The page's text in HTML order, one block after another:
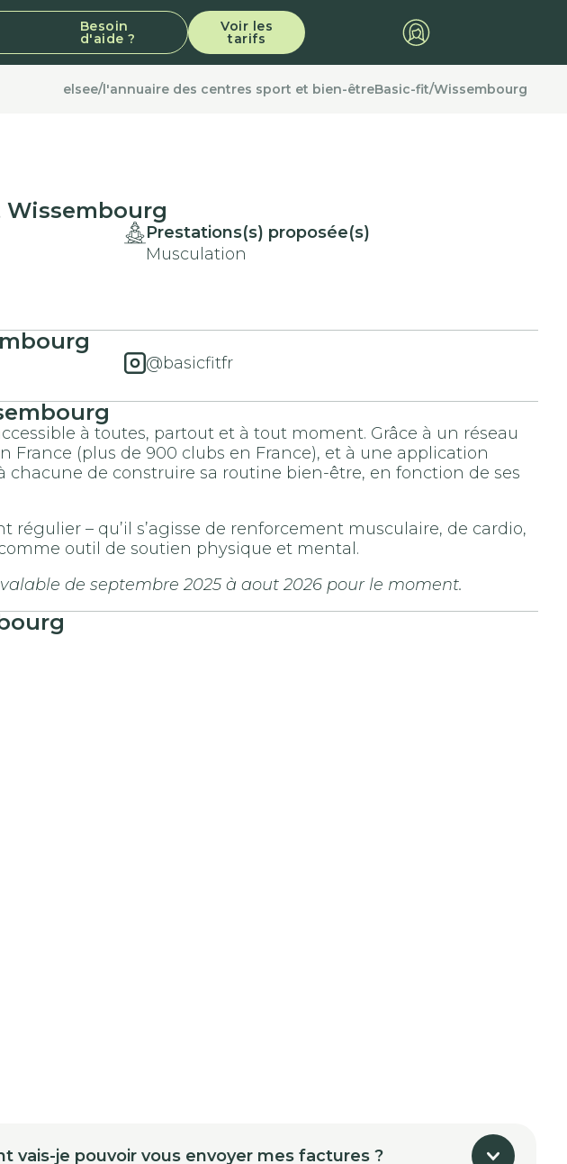
Besoin
d'aide ?
Voir les
tarifs
elsee/l'annuaire des centres sport et bien-êtreBasic-fit/Wissembourg
Wissembourg
Prestations(s) proposée(s)
Musculation
@basicfitfr
à toutes, partout et à tout moment. Grâce à un réseau
France (plus de 900 clubs en France), et à une application
chacune de construire sa routine bien-être, en fonction de ses
régulier – qu’il s’agisse de renforcement musculaire, de cardio,
outil de soutien physique et mental.
de septembre 2025 à aout 2026 pour le moment.
vais-je pouvoir vous envoyer mes factures ?